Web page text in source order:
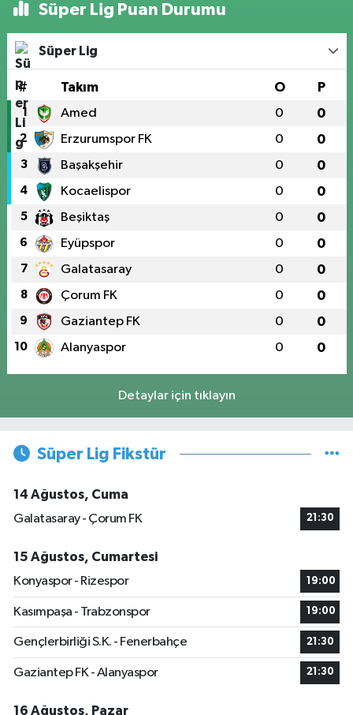
Süper Lig Puan Durumu
Süper Lig
# Takım O P
1 Amed 0 0
2 Erzurumspor FK 0 0
3 Başakşehir 0 0
4 Kocaelispor 0 0
5 Beşiktaş 0 0
6 Eyüpspor 0 0
7 Galatasaray 0 0
8 Çorum FK 0 0
9 Gaziantep FK 0 0
10 Alanyaspor 0 0
Detaylar için tıklayın
Süper Lig Fikstür
14 Ağustos, Cuma
Galatasaray - Çorum FK
21:30
15 Ağustos, Cumartesi
Konyaspor - Rizespor
19:00
Kasımpaşa - Trabzonspor 19:00
Gençlerbirliği S.K. - Fenerbahçe 21:30
Gaziantep FK - Alanyaspor 21:30
16 Ağustos, Pazar